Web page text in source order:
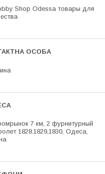
Shop Odessa товары для
7 км, 2 фурнитурный
1828.1829,1830, Одеса,